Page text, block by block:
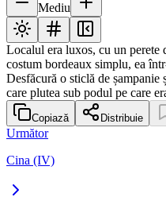
Mediu
Localul era luxos, cu un perete
costum bordeaux simplu, ea
Desfăcură o sticlă de
care plutea sub podul pe care
Copiază Distribuie
Următor
Cina (IV)